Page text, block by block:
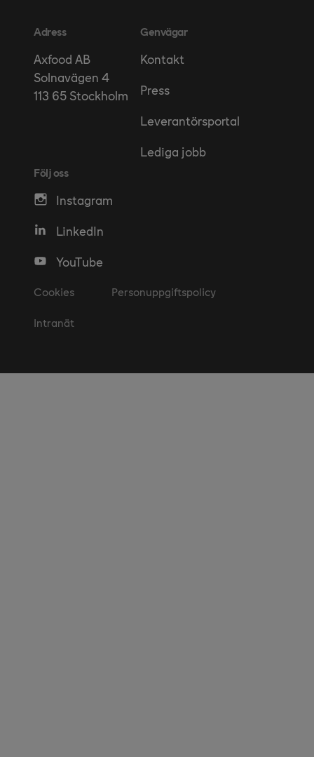
Adress
Axfood AB
Solnavägen 4
113 65 Stockholm
Genvägar
Kontakt
Press
Leverantörsportal
Lediga jobb
Följ oss
Instagram
LinkedIn
YouTube
Cookies Personuppgiftspolicy
Intranät